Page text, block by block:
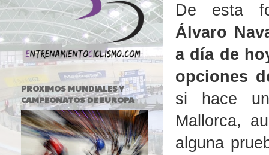
De esta
Álvaro
a día de
opciones
si hace
Mallorca,
alguna
PROXIMOS MUNDIALES Y
CAMPEONATOS DE EUROPA